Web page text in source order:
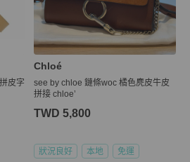
皮字
Chloé
see by chloe 鏈條woc 橘色麂皮牛皮
拼接 chloe’
TWD 5,800
狀況良好 本地 免運